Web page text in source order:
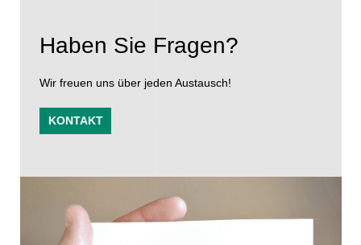
Haben Sie Fragen?
Wir freuen uns über jeden Austausch!
KONTAKT